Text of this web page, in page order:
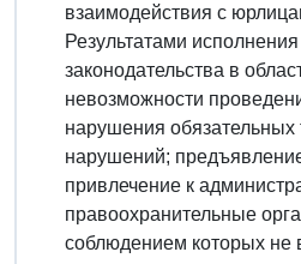
взаимодействия с
Результатами
законодательства в
невозможности
нарушения
нарушений;
привлечение к
правоохранительные
соблюдением которых не